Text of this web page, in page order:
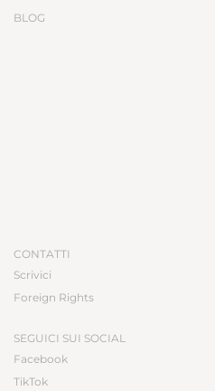
BLOG
CONTATTI
Scrivici
Foreign Rights
SEGUICI SUI SOCIAL
Facebook
TikTok